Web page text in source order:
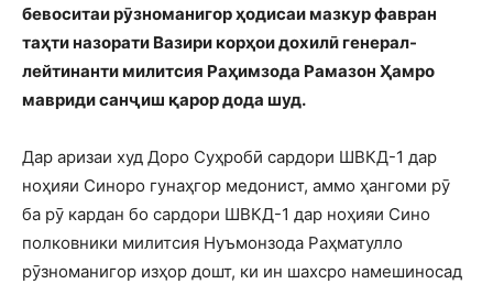
бевоситаи рӯзноманигор ҳодисаи мазкур фавран
таҳти назорати Вазири корҳои дохилӣ генерал-
лейтинанти милитсия Раҳимзода Рамазон Ҳамро
мавриди санҷиш қарор дода шуд.
Дар аризаи худ Доро Суҳробӣ сардори ШВКД-1 дар
ноҳияи Синоро гунаҳгор медонист, аммо ҳангоми рӯ
ба рӯ кардан бо сардори ШВКД-1 дар ноҳияи Сино
полковники милитсия Нуъмонзода Раҳматулло
рӯзноманигор изҳор дошт, ки ин шахсро намешиносад